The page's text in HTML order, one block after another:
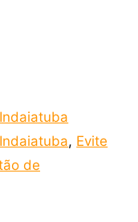
, Evite
de